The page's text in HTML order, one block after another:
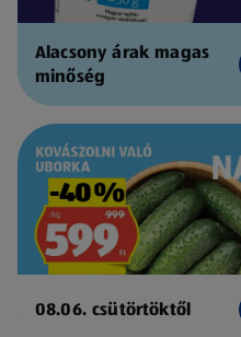
Alacsony árak magas
minőség
08.06. csütörtöktől